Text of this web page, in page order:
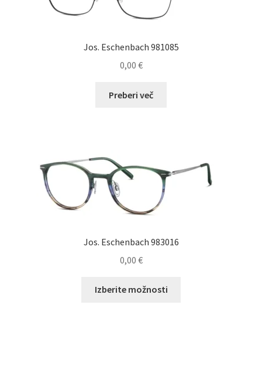
Jos. Eschenbach 981085
0,00 €
Preberi več
Jos. Eschenbach 983016
0,00 €
Izberite možnosti